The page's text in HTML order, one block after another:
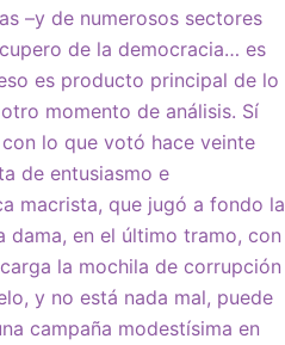
–y de numerosos sectores
de la democracia… es
es producto principal de lo
momento de análisis. Sí
lo que votó hace veinte
de entusiasmo e
macrista, que jugó a fondo la
dama, en el último tramo, con
la mochila de corrupción
y no está nada mal, puede
campaña modestísima en